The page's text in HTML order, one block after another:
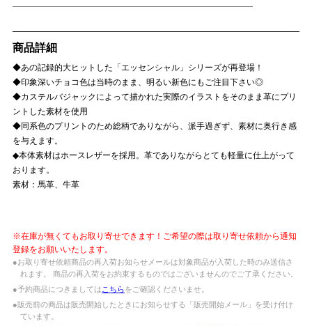
商品詳細
◆あの記録的大ヒットした「エッセンシャル」シリーズが再登場！
◆印象深いチョコ色は当時のまま、明るい新色にもご注目下さい◎
◆カステルバジャックによって描かれた実際のイラストをそのまま革にプリ
ントした素材を使用
◆同系色のプリントのため総柄でありながら、派手過ぎず、素材に奥行き感
を与えます。
◆本体素材はホースレザーを採用。革でありながらとても軽量に仕上がって
おります。
素材：馬革、牛革
※在庫が無くてもお取り寄せできます！ご希望の際は取り寄せ依頼から通知
登録をお願いいたします。
●お取り寄せ依頼商品の再入荷お知らせメールは対象商品が入荷した時のみ送信さ
れます。 商品の再入荷をお約束するものではございませんのでご了承ください。
●予約商品につきましては こちらをご確認くださいませ。
●販売前の商品は販売開始したときにお知らせする「販売開始メール」を受け付け
ています。